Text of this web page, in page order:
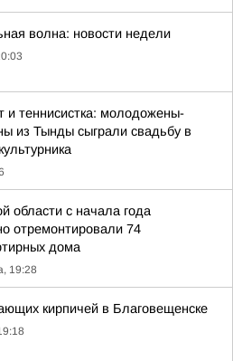
волна: новости недели
и теннисистка: молодожены-
из Тынды сыграли свадьбу в
области с начала года
отремонтировали 74
дома
19:28
кирпичей в Благовещенске